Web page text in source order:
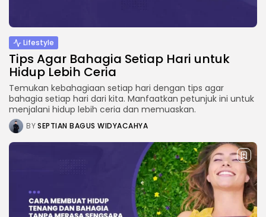
Lifestyle
Tips Agar Bahagia Setiap Hari untuk
Hidup Lebih Ceria
Temukan kebahagiaan setiap hari dengan tips agar
bahagia setiap hari dari kita. Manfaatkan petunjuk ini untuk
menjalani hidup lebih ceria dan memuaskan.
BYSEPTIAN BAGUS WIDYACAHYA